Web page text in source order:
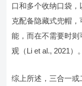
口和多个收纳口袋
克配备隐藏式兜帽
能，而在不需要时
观（Li et al., 2021）。
综上所述，三合一